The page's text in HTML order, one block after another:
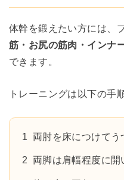
体幹を鍛えたい方には、
筋・お尻の筋肉・インナ
できます。
トレーニングは以下の手
両肘を床につけてう
両脚は肩幅程度に